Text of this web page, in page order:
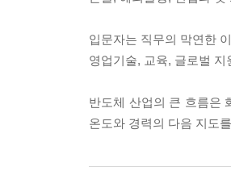
2절. 콜 한 통이 뒤집는 하
3절. 피로 관리와 안전 판
8장. 해외출장과 글로벌 팹
입문자는 직무의 막연한
영업기술, 교육, 글로벌
반도체 산업의 큰 흐름은
온도와 경력의 다음 지도